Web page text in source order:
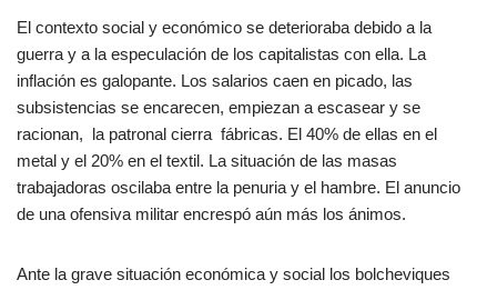
El contexto social y económico se deterioraba debido a la
guerra y a la especulación de los capitalistas con ella. La
inflación es galopante. Los salarios caen en picado, las
subsistencias se encarecen, empiezan a escasear y se
racionan, la patronal cierra fábricas. El 40% de ellas en el
metal y el 20% en el textil. La situación de las masas
trabajadoras oscilaba entre la penuria y el hambre. El anuncio
de una ofensiva militar encrespó aún más los ánimos.
Ante la grave situación económica y social los bolcheviques